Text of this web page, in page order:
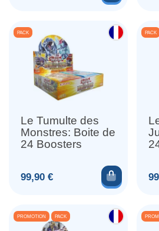
Le Tumulte des
Monstres: Boite de
24 Boosters
Prix
99,90 €
PACK
Ajouter
PACK
PROMOTION PACK